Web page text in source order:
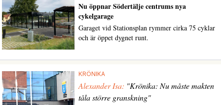
Nu öppnar Södertälje centrums nya
cykelgarage
Garaget vid Stationsplan rymmer cirka 75 cyklar
och är öppet dygnet runt.
KRÖNIKA
Alexander Isa: "Krönika: Nu måste makten
tåla större granskning"